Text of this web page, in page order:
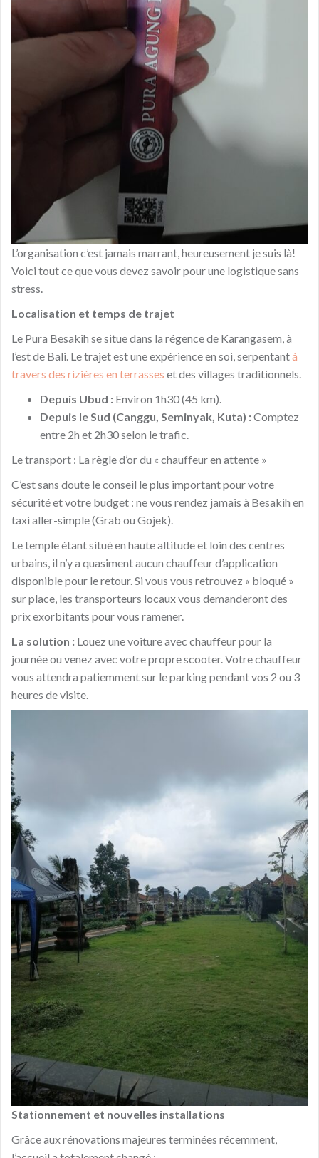
L’organisation c’est jamais marrant, heureusement je suis là!
Voici tout ce que vous devez savoir pour une logistique sans
stress.
Localisation et temps de trajet
Le Pura Besakih se situe dans la régence de Karangasem, à
l’est de Bali. Le trajet est une expérience en soi, serpentantà
travers des rizières en terrasses et des villages traditionnels.
Depuis Ubud : Environ 1h30 (45 km).
Depuis le Sud (Canggu, Seminyak, Kuta) :Comptez
entre 2h et 2h30 selon le trafic.
Le transport : La règle d’or du « chauffeur en attente »
C’est sans doute le conseil le plus important pour votre
sécurité et votre budget : ne vous rendez jamais à Besakih en
taxi aller-simple (Grab ou Gojek).
Le temple étant situé en haute altitude et loin des centres
urbains, il n’y a quasiment aucun chauffeur d’application
disponible pour le retour. Si vous vous retrouvez « bloqué »
sur place, les transporteurs locaux vous demanderont des
prix exorbitants pour vous ramener.
La solution : Louez une voiture avec chauffeur pour la
journée ou venez avec votre propre scooter. Votre chauffeur
vous attendra patiemment sur le parking pendant vos 2 ou 3
heures de visite.
Stationnement et nouvelles installations
Grâce aux rénovations majeures terminées récemment,